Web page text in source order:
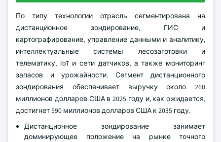
По типу технологии отрасль сегментирована на
дистанционное зондирование, ГИС и
картографирование, управление данными и аналитику,
интеллектуальные системы лесозаготовки и
телематику, IoT и сети датчиков, а также мониторинг
запасов и урожайности. Сегмент дистанционного
зондирования обеспечивает выручку около 260
миллионов долларов США в 2025 году и, как ожидается,
достигнет 590 миллионов долларов США к 2035 году.
Дистанционное зондирование занимает
доминирующее положение на рынке точного